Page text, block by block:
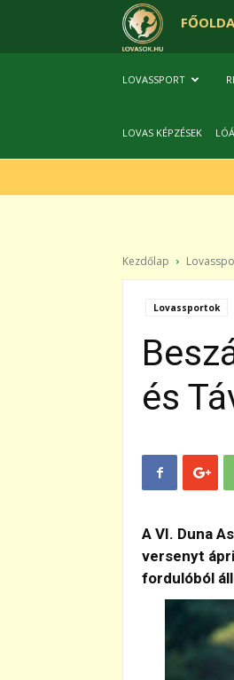
LOVASSPORT
LOVAS KÉPZÉSEK
Kezdőlap
Lovassportok
és
A VI. Duna
versenyt
fordulóból